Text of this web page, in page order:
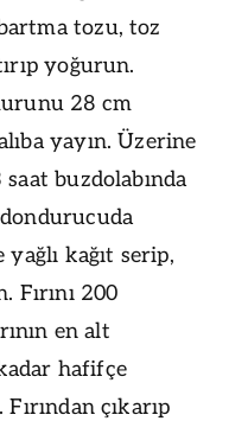
tozu, toz
yoğurun.
28 cm
yayın. Üzerine
buzdolabında
kağıt serip,
200
en alt
hafifçe
çıkarıp